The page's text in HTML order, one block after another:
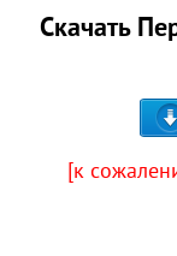
Скачать
[к